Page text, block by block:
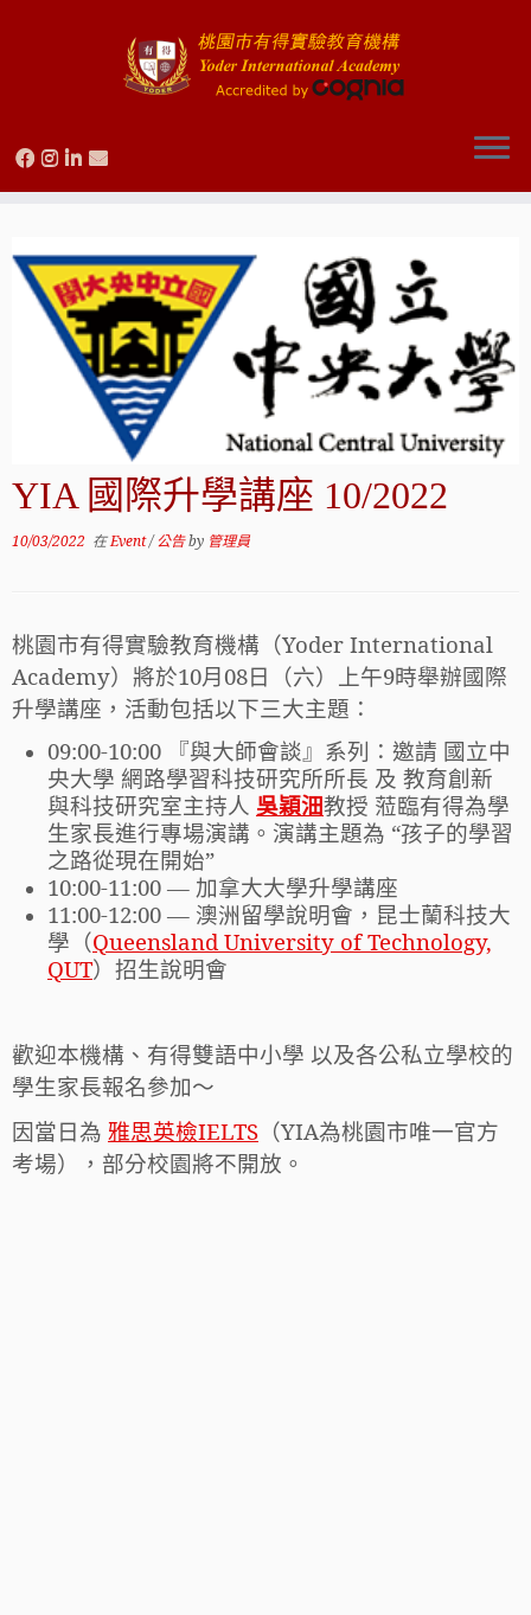
content
YIA 國際升學講座 10/2022
10/03/2022 在Event/公告by 管理員
桃園市有得實驗教育機構（Yoder International
Academy）將於10月08日（六）上午9時舉辦國際
升學講座，活動包括以下三大主題：
09:00-10:00 『與大師會談』系列：邀請 國立中
央大學 網路學習科技研究所所長 及 教育創新
與科技研究室主持人 吳穎沺教授 蒞臨有得為學
生家長進行專場演講。演講主題為 “孩子的學習
之路從現在開始”
10:00-11:00 — 加拿大大學升學講座
11:00-12:00 — 澳洲留學說明會，昆士蘭科技大
學（Queensland University of Technology,
QUT）招生說明會
歡迎本機構、有得雙語中小學 以及各公私立學校的
學生家長報名參加～
因當日為 雅思英檢IELTS （YIA為桃園市唯一官方
考場），部分校園將不開放。